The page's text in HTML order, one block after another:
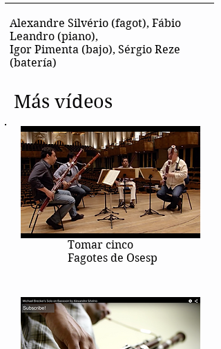
Alexandre Silvério (fagot), Fábio
Leandro (piano),
Igor Pimenta (bajo), Sérgio Reze
(batería)
Más vídeos
Tomar cinco
Fagotes de Osesp